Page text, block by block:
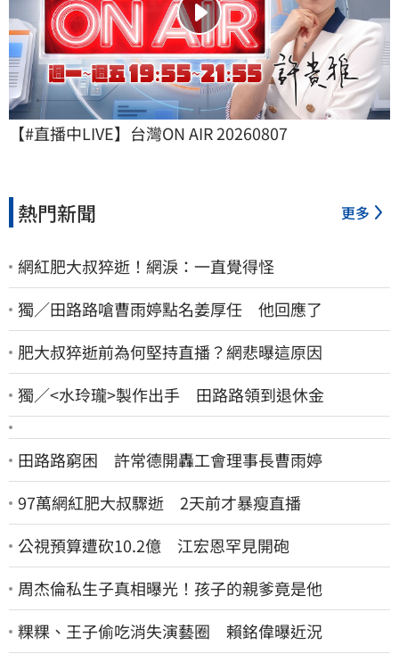
【#直播中LIVE】台灣ON AIR 20260807
熱門新聞 更多
網紅肥大叔猝逝！網淚：一直覺得怪
獨／田路路嗆曹雨婷點名姜厚任 他回應了
肥大叔猝逝前為何堅持直播？網悲曝這原因
獨／<水玲瓏>製作出手 田路路領到退休金
田路路窮困 許常德開轟工會理事長曹雨婷
97萬網紅肥大叔驟逝 2天前才暴瘦直播
公視預算遭砍10.2億 江宏恩罕見開砲
周杰倫私生子真相曝光！孩子的親爹竟是他
粿粿、王子偷吃消失演藝圈 賴銘偉曝近況